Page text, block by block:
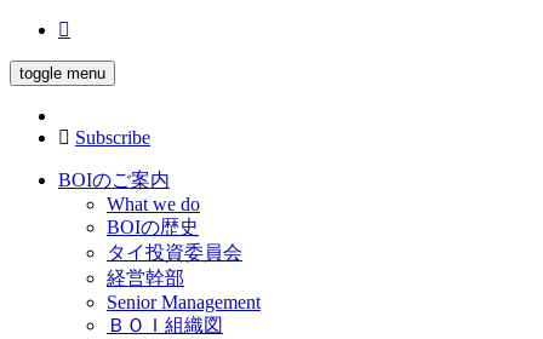
toggle menu
Subscribe
BOIのご案内
What we do
BOIの歴史
タイ投資委員会
経営幹部
Senior Management
ＢＯＩ組織図